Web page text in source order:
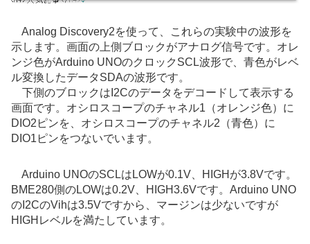
Analog Discovery2を使って、これらの実験中の波形を
示します。画面の上側ブロックがアナログ信号です。オレ
ンジ色がArduino UNOのクロックSCL波形で、青色がレベ
ル変換したデータSDAの波形です。
下側のブロックはI2Cのデータをデコードして表示する
画面です。オシロスコープのチャネル1（オレンジ色）に
DIO2ピンを、オシロスコープのチャネル2（青色）に
DIO1ピンをつないでいます。
Arduino UNOのSCLはLOWが0.1V、HIGHが3.8Vです。
BME280側のLOWは0.2V、HIGH3.6Vです。Arduino UNO
のI2CのVihは3.5Vですから、マージンは少ないですが
HIGHレベルを満たしています。